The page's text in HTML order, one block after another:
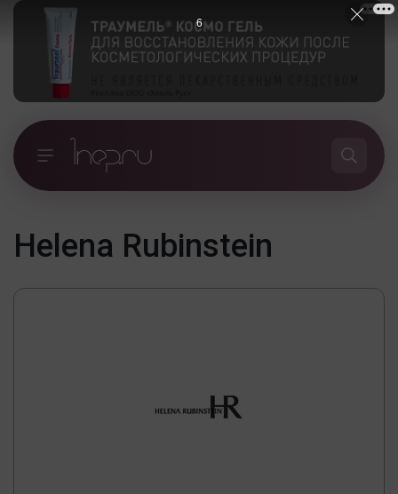
Helena Rubinstein
5